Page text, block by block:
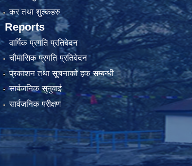
कर तथा शुल्कहरु
Reports
वार्षिक प्रगति प्रतिवेदन
चौमासिक प्रगति प्रतिवेदन
प्रकाशन तथा सूचनाको हक सम्बन्धी
सार्वजनिक सुनुवाई
सार्वजनिक परीक्षण